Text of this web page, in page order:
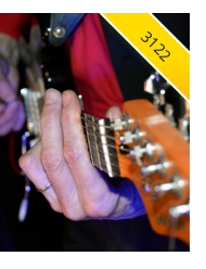
3122